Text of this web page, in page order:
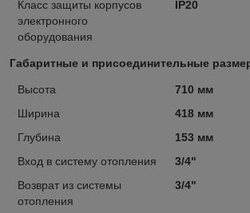
Класс защиты корпусов
электронного
оборудования
IP20
Габаритные и присоединительные
Высота
710 мм
Ширина
418 мм
Глубина
153 мм
Вход в систему отопления
3/4"
Возврат из системы
отопления
3/4"